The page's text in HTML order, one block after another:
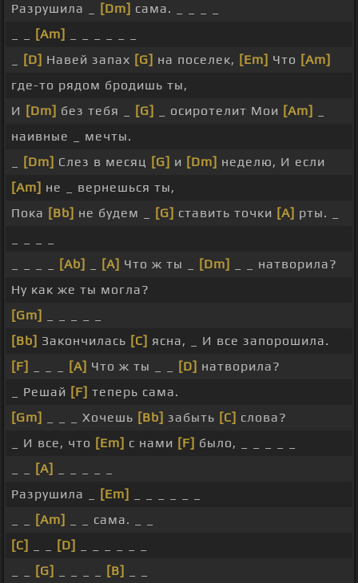
Разрушила _
[Dm] сама. _ _ _ _
[Am]
[D] Навей запах [G] на поселек, [Em] Что [Am]
где-то рядом бродишь ты,
И [Dm] без тебя _ [G] _ осиротелит Мои [Am]
наивные _ мечты.
[Dm] Слез в месяц [G] и [Dm] неделю, И если
[Am] не _ вернешься ты,
Пока [Bb] не будем _ [G] ставить точки [A] рты. _
[Ab] [A] Что ж ты _ [Dm]
_ _ натворила?
Ну как же ты могла?
[Gm]
[Bb] Закончилась [C] ясна, _ И все запорошила.
[F]
[A] Что ж ты _ _ [D] натворила?
_ Решай [F] теперь сама.
[Gm]
_ _ _ Хочешь [Bb] забыть [C] слова?
_ И все, что [Em] с нами [F] было, _ _ _ _ _
[A]
Разрушила _
[Em]
[Am]
_ _ сама. _ _
[C]
[D]
[G] [B]